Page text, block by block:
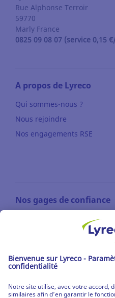
Rue Alphonse Terroir
59770
Marly France
0825 09 08 07 (service 0,15
A propos de Lyreco
Qui sommes-nous ?
Nous rejoindre
Nos engagements RSE
Nos gages de confiance
LIVRAISON GRATUITE
à partir de 75 € HT
pour toute commande
des cas)
30 jours pour